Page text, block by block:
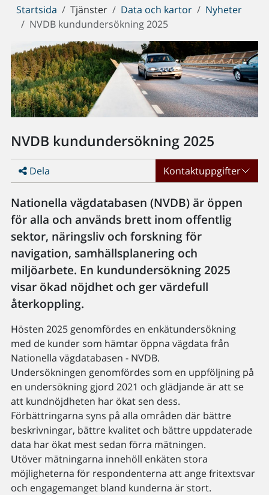
Du
är
Startsida Tjänster Data och kartor
Nyheter
NVDB kundundersökning 2025
NVDB kundundersökning 2025
Dela Kontaktuppgifter
Nationella vägdatabasen (NVDB) är öppen
för alla och används brett inom offentlig
sektor, näringsliv och forskning för
navigation, samhällsplanering och
miljöarbete. En kundundersökning 2025
visar ökad nöjdhet och ger värdefull
återkoppling.
Hösten 2025 genomfördes en enkätundersökning
med de kunder som hämtar öppna vägdata från
Nationella vägdatabasen - NVDB.
Undersökningen genomfördes som en uppföljning på
en undersökning gjord 2021 och glädjande är att se
att kundnöjdheten har ökat sen dess.
Förbättringarna syns på alla områden där bättre
beskrivningar, bättre kvalitet och bättre uppdaterade
data har ökat mest sedan förra mätningen.
Utöver mätningarna innehöll enkäten stora
möjligheterna för respondenterna att ange fritextsvar
och engagemanget bland kunderna är stort.